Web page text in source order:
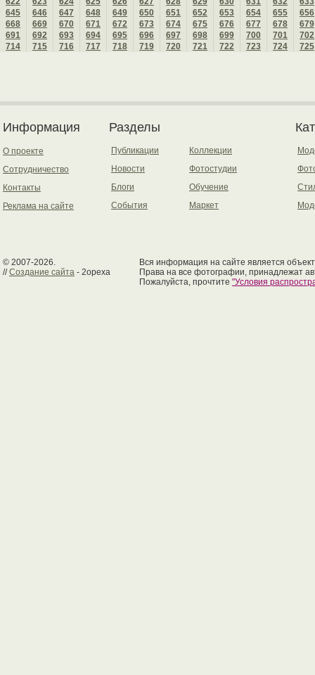
645
646 647 648 649 650 651 652 653 654 655
656
668
669 670 671 672 673 674 675 676 677 678
679
691
692 693 694 695 696 697 698 699 700 701
702
714
715 716 717 718 719 720 721 722 723 724 725
Информация
О проекте
Сотрудничество
Контакты
Реклама на сайте
Разделы
Публикации
Новости
Блоги
События
Коллекции
Фотостудии
Обучение
Маркет
© 2007-2026.
//Создание сайта - 2opexa
Вся информация на сайте является
Права на все фотографии, принадлежат
Пожалуйста, прочтите "Условия